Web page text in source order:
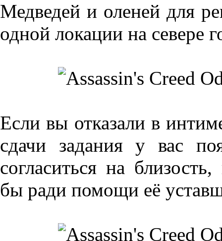
Медведей и оленей для
одной локации на севере
Если вы отказали в
сдачи задания у вас
согласиться на
бы ради помощи её